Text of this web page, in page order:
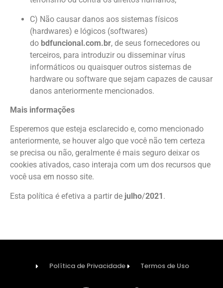
C) Não causar danos aos sistemas físicos
(hardwares) e lógicos (softwares)
do bdfuncional.com.br, de seus fornecedores ou
terceiros, para introduzir ou disseminar vírus
informáticos ou quaisquer outros sistemas de
hardware ou software que sejam capazes de causar
danos anteriormente mencionados.
Mais informações
Esperemos que esteja esclarecido e, como mencionado
anteriormente, se houver algo que você não tem certeza
se precisa ou não, geralmente é mais seguro deixar os
cookies ativados, caso interaja com um dos recursos que
você usa em nosso site.
Esta política é efetiva a partir de julho/2021.
Política de Privacidade Termos de Uso